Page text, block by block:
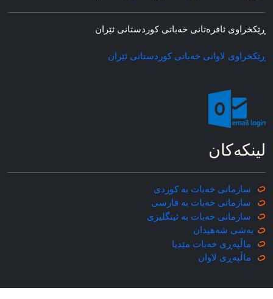
ڕێکخراوی ئافره‌تانی خه‌باتی کوردستانی ئێران
ڕێکخراوی لاوانی خه‌باتی کوردستانی ئێران
لینکه‌کان
سازمانی خه‌بات به کوردی
سازمانی خه‌بات به فارسی
سازمانی خه‌بات به ئینگلیزی
به‌شی شه‌هیدان
ماڵپه‌ڕی خه‌بات مێدیا
ماڵپه‌ڕی لاوان